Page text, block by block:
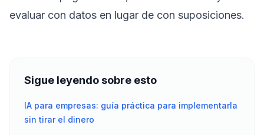
evaluar con datos en lugar de con suposiciones.
Sigue leyendo sobre esto
IA para empresas: guía práctica para implementarla
sin tirar el dinero